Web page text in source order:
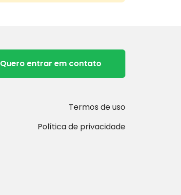
Quero entrar em contato
Termos de uso
Política de privacidade